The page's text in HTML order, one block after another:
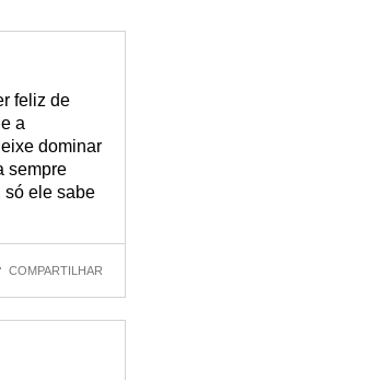
feliz de
a
dominar
sempre
só ele sabe
COMPARTILHAR